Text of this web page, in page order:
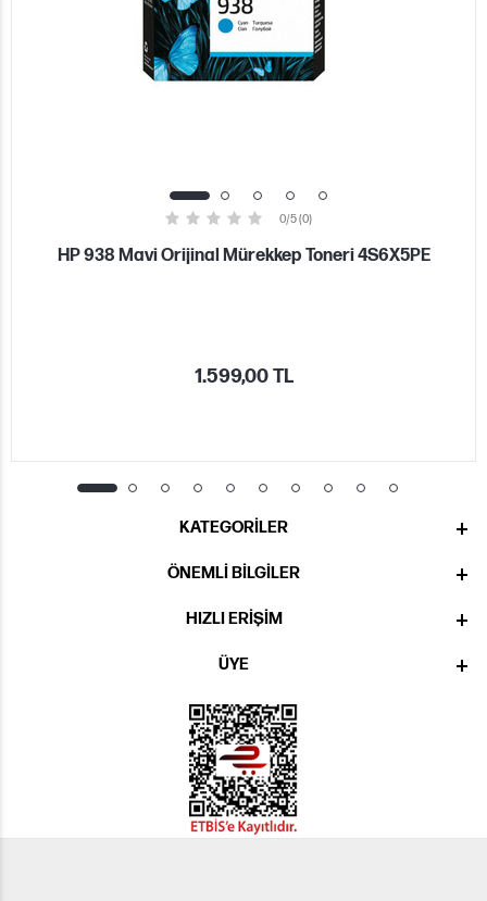
0/5 (0)
HP 938 Mavi Orijinal Mürekkep Toneri 4S6X5PE
1.599,00 TL
KATEGORILER
ÖNEMLI BILGILER
HIZLI ERIŞIM
ÜYE